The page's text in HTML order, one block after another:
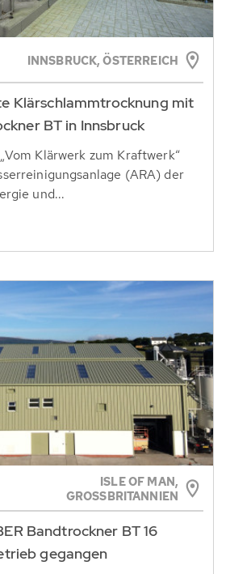
INNSBRUCK, ÖSTERREICH
Klärschlammtrocknung mit
BT in Innsbruck
Klärwerk zum Kraftwerk“
(ARA) der
und...
ISLE OF MAN,
GROSSBRITANNIEN
Bandtrockner BT 16
gegangen